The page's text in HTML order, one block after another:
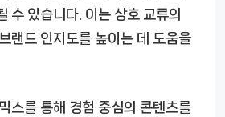
수 있습니다. 이는 상호 교류의
랜드 인지도를 높이는 데 도움을
스를 통해 경험 중심의 콘텐츠를